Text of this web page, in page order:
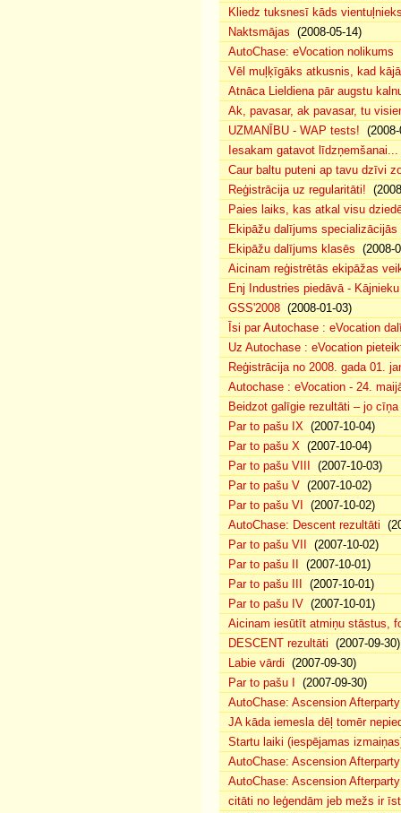
Kliedz tuksnesī kāds
Naktsmājas (2008-05-14)
AutoChase: eVocation nolikums
Vēl muļķīgāks atkusnis, kad
Atnāca Lieldiena pār augstu
Ak, pavasar, ak pavasar, tu
UZMANĪBU - WAP tests!
Iesakam gatavot līdzņemšanai...
Caur baltu puteni ap tavu dzīvi
Reģistrācija uz regularitāti!
Paies laiks, kas atkal visu
Ekipāžu dalījums specializācijās
Ekipāžu dalījums klasēs (2008-
Aicinam reģistrētās ekipāžas
Enj Industries piedāvā -
GSS'2008 (2008-01-03)
Īsi par Autochase : eVocation
Uz Autochase : eVocation
Reģistrācija no 2008. gada 01.
Autochase : eVocation - 24.
Beidzot galīgie rezultāti – jo
Par to pašu IX (2007-10-04)
Par to pašu X (2007-10-04)
Par to pašu VIII
(2007-10-03)
Par to pašu V (2007-10-02)
Par to pašu VI
(2007-10-02)
AutoChase: Descent rezultāti
Par to pašu VII
(2007-10-02)
Par to pašu II
(2007-10-01)
Par to pašu III
(2007-10-01)
Par to pašu IV (2007-10-01)
Aicinam iesūtīt atmiņu stāstus,
DESCENT rezultāti (2007-09-30)
Labie vārdi (2007-09-30)
Par to pašu I
(2007-09-30)
AutoChase: Ascension
JA kāda iemesla dēļ tomēr
Startu laiki (iespējamas
AutoChase: Ascension
AutoChase: Ascension
citāti no leģendām jeb mežs ir